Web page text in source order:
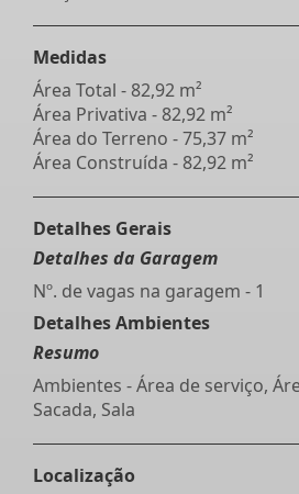
Medidas
Área Total - 82,92 m²
Área Privativa - 82,92 m²
Área do Terreno - 75,37 m²
Área Construída - 82,92 m²
Detalhes Gerais
Detalhes da Garagem
Nº. de vagas na garagem - 1
Detalhes Ambientes
Resumo
Ambientes - Área de serviço,
Sacada, Sala
Localização